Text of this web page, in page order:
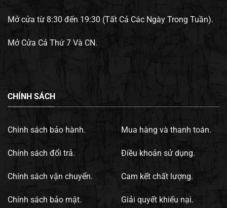
Mở cửa từ 8:30 đến 19:30 (Tất Cả Các Ngày Trong Tuần).
Mở Cửa Cả Thứ 7 Và CN.
CHÍNH SÁCH
Chính sách bảo hành.
Chính sách đổi trả.
Chính sách vận chuyển.
Chính sách bảo mật.
Mua hàng và thanh toán.
Điều khoản sử dụng.
Cam kết chất lượng.
Giải quyết khiếu nại.